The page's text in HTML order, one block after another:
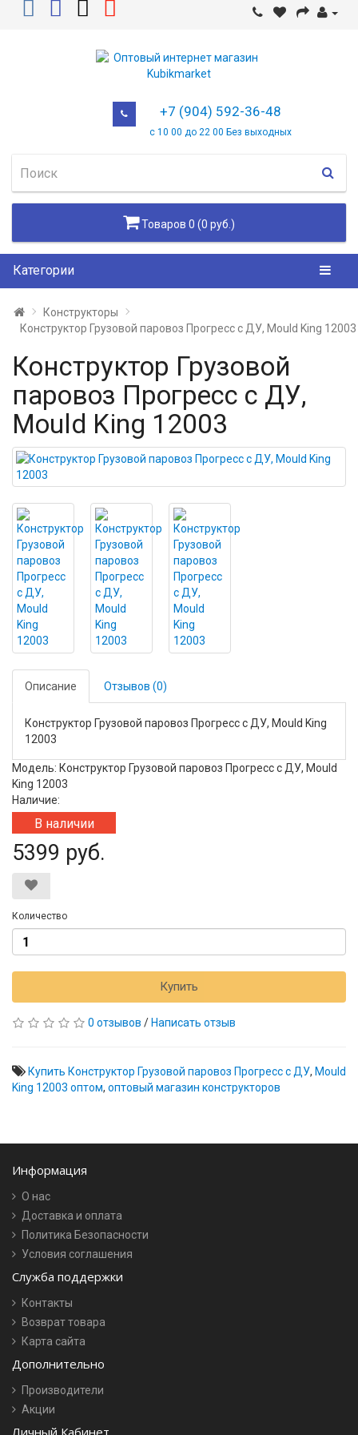
+7 (904) 592-36-48
с 10 00 до 22 00 Без выходных
Товаров 0 (0 руб.)
Категории
Конструкторы
Конструктор Грузовой паровоз Прогресс с ДУ, Mould King 12003
Конструктор Грузовой
паровоз Прогресс с ДУ,
Mould King 12003
Описание Отзывов (0)
Конструктор Грузовой паровоз Прогресс с ДУ, Mould King
12003
Модель: Конструктор Грузовой паровоз Прогресс с ДУ, Mould
King 12003
Наличие:
В наличии
5399 руб.
Количество
Купить
0 отзывов / Написать отзыв
Купить Конструктор Грузовой паровоз Прогресс с ДУ, Mould
King 12003 оптом, оптовый магазин конструкторов
Информация
О нас
Доставка и оплата
Политика Безопасности
Условия соглашения
Служба поддержки
Контакты
Возврат товара
Карта сайта
Дополнительно
Производители
Акции
Личный Кабинет